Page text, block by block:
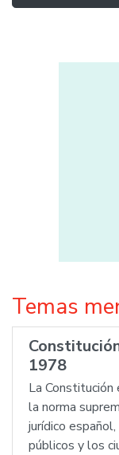
Temas
1978
La
la norma
jurídico
públicos y los